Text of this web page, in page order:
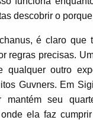
descobrir o
é claro que
regras precisas.
qualquer outro
Guvners. Em
mantém seu
ela faz